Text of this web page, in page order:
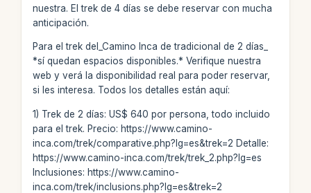
nuestra. El trek de 4 días se debe reservar con mucha
anticipación.
Para el trek del_Camino Inca de tradicional de 2 días_
*sí quedan espacios disponibles.* Verifique nuestra
web y verá la disponibilidad real para poder reservar,
si les interesa. Todos los detalles están aquí:
1) Trek de 2 días: US$ 640 por persona, todo incluido
para el trek. Precio: https://www.camino-
inca.com/trek/comparative.php?lg=es&trek=2 Detalle:
https://www.camino-inca.com/trek/trek_2.php?lg=es
Inclusiones: https://www.camino-
inca.com/trek/inclusions.php?lg=es&trek=2